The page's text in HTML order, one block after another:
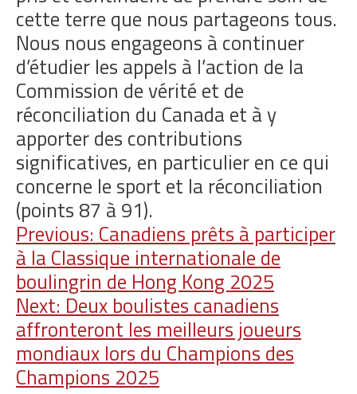
cette terre que nous partageons tous.
Nous nous engageons à continuer
d’étudier les appels à l’action de la
Commission de vérité et de
réconciliation du Canada et à y
apporter des contributions
significatives, en particulier en ce qui
concerne le sport et la réconciliation
(points 87 à 91).
Navigation
de
l'article
Previous: Canadiens prêts à participer
à la Classique internationale de
boulingrin de Hong Kong 2025
Next: Deux boulistes canadiens
affronteront les meilleurs joueurs
mondiaux lors du Champions des
Champions 2025